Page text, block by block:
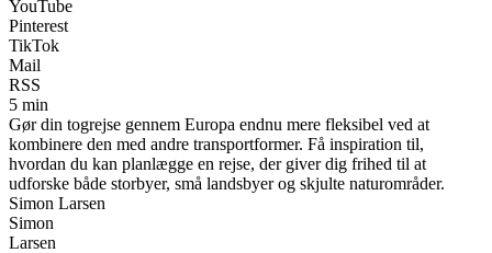
YouTube
Pinterest
TikTok
Mail
RSS
5 min
Gør din togrejse gennem Europa endnu mere fleksibel ved at
kombinere den med andre transportformer. Få inspiration til,
hvordan du kan planlægge en rejse, der giver dig frihed til at
udforske både storbyer, små landsbyer og skjulte naturområder.
Simon Larsen
Simon
Larsen